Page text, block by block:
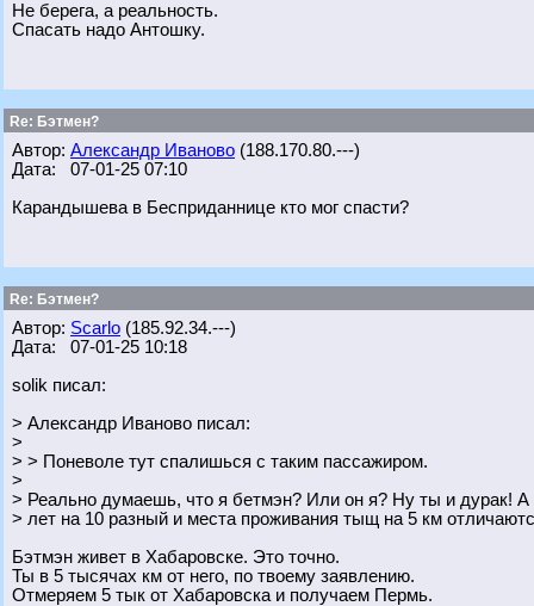
Не берега, а реальность.
Спасать надо Антошку.
Re: Бэтмен?
Автор: Александр Иваново (188.170.80.---)
Дата: 07-01-25 07:10
Карандышева в Бесприданнице кто мог спасти?
Re: Бэтмен?
Автор: Scarlo (185.92.34.---)
Дата: 07-01-25 10:18
solik писал:
> Александр Иваново писал:
>
> > Поневоле тут спалишься с таким пассажиром.
>
> Реально думаешь, что я бетмэн? Или он я? Ну ты и дурак! А
> лет на 10 разный и места проживания тыщ на 5 км
Бэтмэн живет в Хабаровске. Это точно.
Ты в 5 тысячах км от него, по твоему заявлению.
Отмеряем 5 тык от Хабаровска и получаем Пермь.